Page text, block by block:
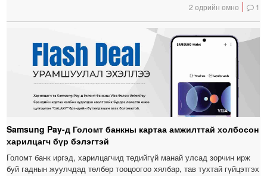
2 өдрийн өмнө 1
Samsung Pay-д Голомт банкны картаа амжилттай холбосон
харилцагч бүр бэлэгтэй
Голомт банк иргэд, харилцагчид төдийгүй манай улсад зорчин ирж
буй гаднын жуулчдад төлбөр тооцоогоо хялбар, тав тухтай гүйцэтгэх